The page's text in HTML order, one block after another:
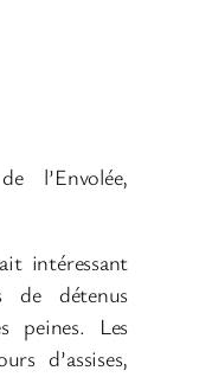
l’Envolée,
intéressant
de détenus
peines. Les
d’assises,